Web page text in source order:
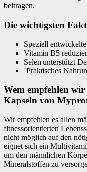
beitragen.
Die wichtigsten
Speziell
Vitamin B5
Selen unterstützt
´Praktisches
Wem empfehlen
Kapseln von
Wir empfehlen es allen
fitnessorientierten
nicht möglich auf den
eignet sich ein
um den männlichen
Mineralstoffen zu